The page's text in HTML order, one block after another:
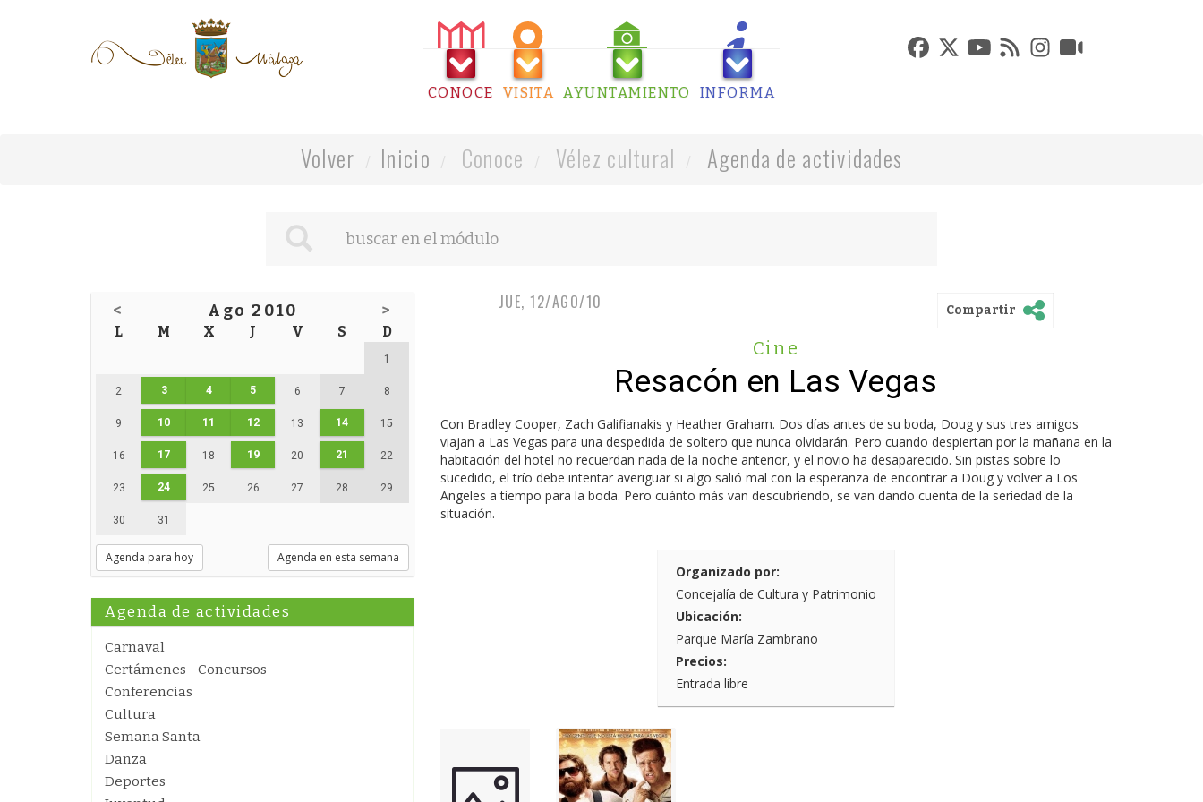
CONOCE VISITA AYUNTAMIENTO INFORMA
Volver Inicio Conoce Vélez cultural Agenda de actividades
< Ago 2010 >
L M X J V S D
1
2 3 4 5 6 7 8
9 10 11 12 13 14 15
16 17 18 19 20 21 22
23 24 25 26 27 28 29
30 31
Agenda para hoy Agenda en esta semana
Agenda de actividades
Carnaval
Certámenes - Concursos
Conferencias
Cultura
Semana Santa
Danza
Deportes
JUE, 12/AGO/10 Compartir
Cine
Resacón en Las Vegas
Con Bradley Cooper, Zach Galifianakis y Heather Graham. Dos días antes de su boda, Doug y sus tres amigos
viajan a Las Vegas para una despedida de soltero que nunca olvidarán. Pero cuando despiertan por la mañana en la
habitación del hotel no recuerdan nada de la noche anterior, y el novio ha desaparecido. Sin pistas sobre lo
sucedido, el trío debe intentar averiguar si algo salió mal con la esperanza de encontrar a Doug y volver a Los
Angeles a tiempo para la boda. Pero cuánto más van descubriendo, se van dando cuenta de la seriedad de la
situación.
Organizado por:
Concejalía de Cultura y Patrimonio
Ubicación:
Parque María Zambrano
Precios:
Entrada libre